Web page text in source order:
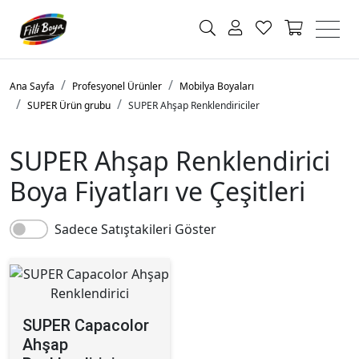
Ana Sayfa Profesyonel Ürünler
Mobilya Boyaları
SUPER Ürün grubu
SUPER Ahşap Renklendiriciler
SUPER Ahşap Renklendirici
Boya Fiyatları ve Çeşitleri
Sadece Satıştakileri Göster
SUPER Capacolor
Ahşap